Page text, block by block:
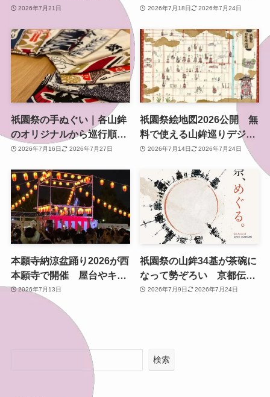
のウイスキーが京都に集ま
2026年7月21日
の神輿が渡る祭りの中心と
2026年7月18日 2026年7月24日
祇園祭の手ぬぐい｜各山鉾
のオリジナルから巡行順手
ぬぐいまで、買える場所も
2026年7月16日 2026年7月27日
祇園祭絵地図2026公開 無
料で使える山鉾巡りデジタ
ルマップ【前祭・後祭対
2026年7月14日 2026年7月24日
本願寺納涼盆踊り2026が西
本願寺で開催 屋台やキッ
チンカーも並ぶ夏恒例イベ
2026年7月13日
祇園祭の山鉾34基が茶碗に
なって勢ぞろい 京都伝統
産業ミュージアムで無料展
2026年7月9日 2026年7月24日
検索